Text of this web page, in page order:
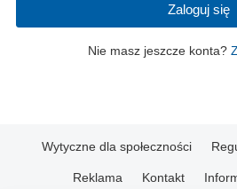
Zaloguj się
Nie masz jeszcze konta?
Wytyczne dla społeczności
Reklama Kontakt